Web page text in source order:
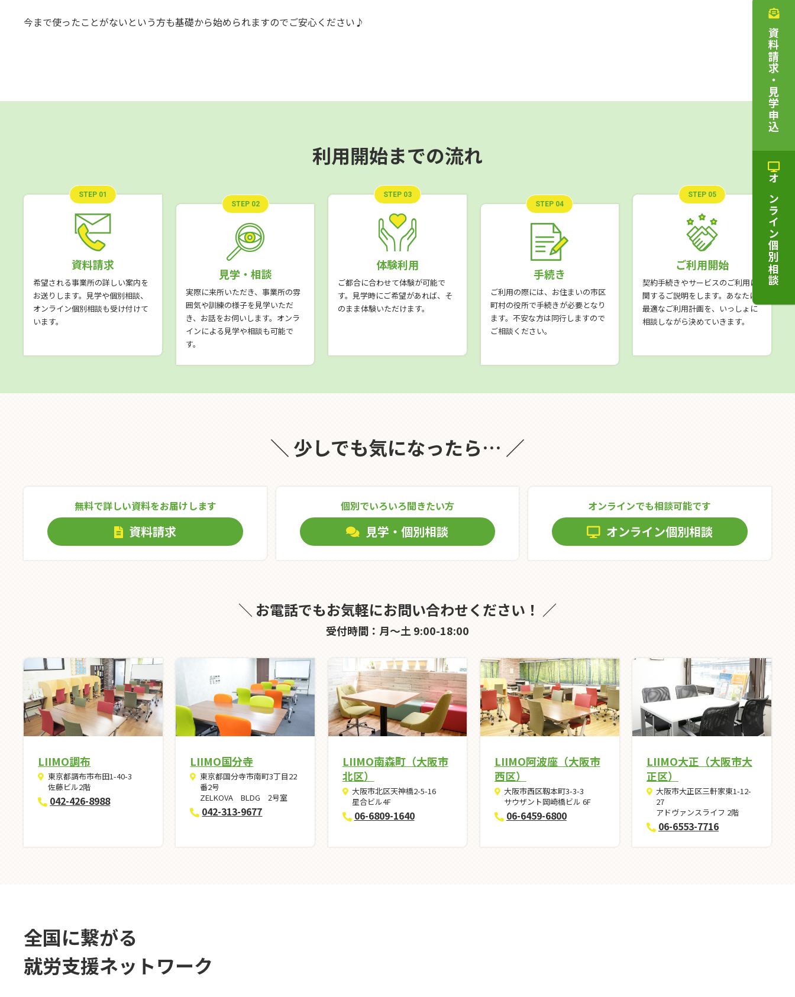
今まで使ったことがないという方も基礎から始められますのでご安心ください♪
利用開始までの流れ
STEP 01
資料請求
希望される事業所の詳しい案内を
お送りします。見学や個別相談、
オンライン個別相談も受け付けて
います。
STEP 02
見学・相談
実際に来所いただき、事業所の雰
囲気や訓練の様子を見学いただ
き、お話をお伺いします。オンラ
インによる見学や相談も可能で
す。
STEP 03
体験利用
ご都合に合わせて体験が可能で
す。見学時にご希望があれば、そ
のまま体験いただけます。
STEP 04
手続き
ご利用の際には、お住まいの市区
町村の役所で手続きが必要となり
ます。不安な方は同行しますので
ご相談ください。
STEP 05
ご利用開始
契約手続きやサービスのご利用に
関するご説明をします。あなたに
最適なご利用計画を、いっしょに
相談しながら決めていきます。
＼ 少しでも気になったら… ／
無料で詳しい資料をお届けします
資料請求
個別でいろいろ聞きたい⽅
見学・個別相談
オンラインでも相談可能です
オンライン個別相談
＼ お電話でもお気軽にお問い合わせください！ ／
受付時間：月～土 9:00-18:00
LIIMO調布
東京都調布市布田1-40-3
佐藤ビル2階
042-426-8988
LIIMO国分寺
東京都国分寺市南町3丁目22
番2号
ZELKOVA BLDG 2号室
042-313-9677
LIIMO南森町（大阪市
北区）
大阪市北区天神橋2-5-16
星合ビル4F
06-6809-1640
LIIMO阿波座（大阪市
西区）
大阪市西区靱本町3-3-3
サウザント岡崎橋ビル 6F
06-6459-6800
LIIMO大正（大阪市大
正区）
大阪市大正区三軒家東1-12-
27
アドヴァンスライフ 2階
06-6553-7716
全国に繋がる
就労⽀援ネットワーク
資料請求・見学申込
オンライン個別相談